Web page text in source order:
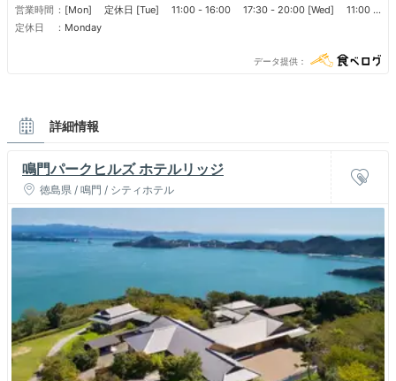
営業時間
[Mon] 定休日 [Tue] 11:00 - 16:00 17:30 - 20:00 [Wed] 11:00 -
16:00 17:30 - 20:00 [Thu] 11:00 - 16:00 17:30 - 20:00 [Fri]
定休日 Monday
データ提供
詳細情報
鳴門パークヒルズ ホテルリッジ
徳島県 / 鳴門 / シティホテル